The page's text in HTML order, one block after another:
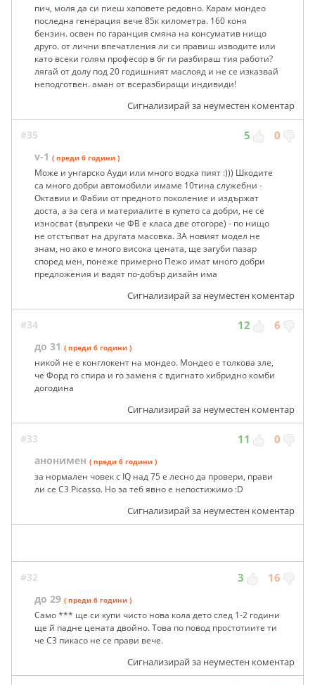
пич, моля да си пиеш хаповете редовно. Карам мондео
последна генерация вече 85к километра. 160 коня
бензин. освен по гаранция смяна на консуматив нищо
друго. от лични впечатления ли си правиш изводите или
като всеки голям професор в бг ги разбираш тия работи?
лягай от долу под 20 годишният маслояд и не се изказвай
неподготвен. аман от всеразбиращи индивиди!
Сигнализирай за неуместен коментар
#35 5 0
v-1 ( преди 6 години )
Може и унгарско Ауди или много водка пият :))) Шкодите
са много добри автомобили имаме 10тина служебни -
Октавии и Фабии от предното поколение и издържат
доста, а за сега и материалите в купето са добри, не се
износват (въпреки че ФВ е класа две отогоре) - по нищо
не отстъпват на другата масовка. ЗА новият модел не
знам, но ако е много висока цената, ще загуби пазар
според мен, понеже примерно Пежо имат много добри
предложения и вадят по-добър дизайн има
Сигнализирай за неуместен коментар
#34 12 6
до 31 ( преди 6 години )
никой не е конглокент на мондео. Мондео е толкова зле,
че Форд го спира и го заменя с вдигнато хибридно комби
догодина
Сигнализирай за неуместен коментар
#33 11 0
анонимен ( преди 6 години )
за нормален човек с IQ над 75 e лесно да провери, прави
ли се C3 Picasso. Но за теб явно е непостижимо :D
Сигнализирай за неуместен коментар
#32 3 16
до 29 ( преди 6 години )
Само *** ще си купи чисто нова кола дето след 1-2 години
ще й падне цената двойно. Това по повод простотиите ти
че С3 пикасо не се прави вече.
Сигнализирай за неуместен коментар